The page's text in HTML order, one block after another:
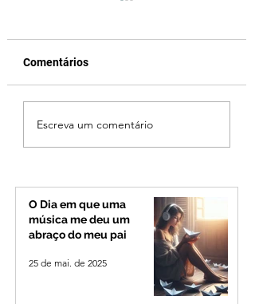
Jovem de 24 anos é
morto após briga
durante luau no
Paranaíba
Comentários
Escreva um comentário
O Dia em que uma
música me deu um
abraço do meu pai
25 de mai. de 2025